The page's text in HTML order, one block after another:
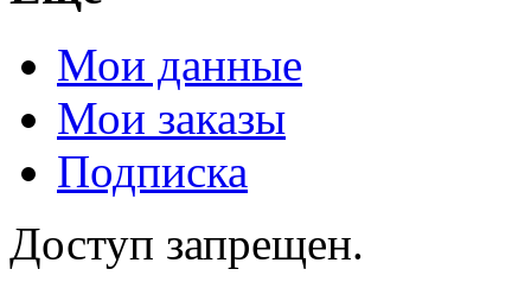
Мои данные
Мои заказы
Подписка
Доступ запрещен.